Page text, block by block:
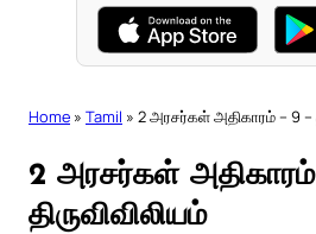
Home » Tamil » 2 அரசர்கள் அதிகாரம் – 9 –
2 அரசர்கள்
திருவிவிலியம்